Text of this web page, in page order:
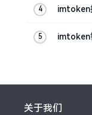
imtoken
imtoken
关于我们